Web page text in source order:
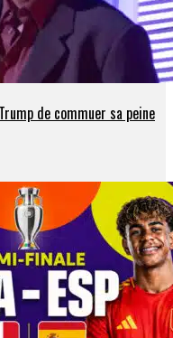
de commuer sa peine